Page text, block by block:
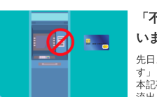
い
先
す
本